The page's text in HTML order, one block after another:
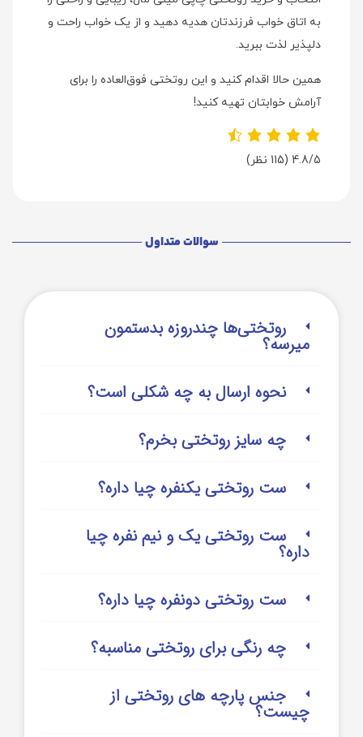
به اتاق خواب فرزندتان هدیه دهید و از یک خواب راحت و
دلپذیر لذت ببرید.
همین حالا اقدام کنید و این روتختی فوق‌العاده را برای
آرامش خوابتان تهیه کنید!
4.8/5 (115 نظر)
سوالات متداول
روتختی‌‌ها چندروزه بدستمون
میرسه؟
نحوه ارسال به چه شکلی است؟
چه سایز روتختی بخرم؟
ست روتختی یکنفره چیا داره؟
ست روتختی یک و نیم نفره چیا
داره؟
ست روتختی دونفره چیا داره؟
چه رنگی برای روتختی مناسبه؟
جنس پارچه های روتختی از
چیست؟